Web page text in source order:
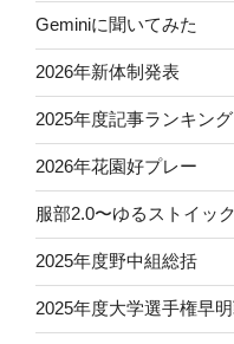
Geminiに聞いてみた
2026年新体制発表
2025年度記事ランキング
2026年花園好プレー
服部2.0〜ゆるストイッ
2025年度野中組総括
2025年度大学選手権早